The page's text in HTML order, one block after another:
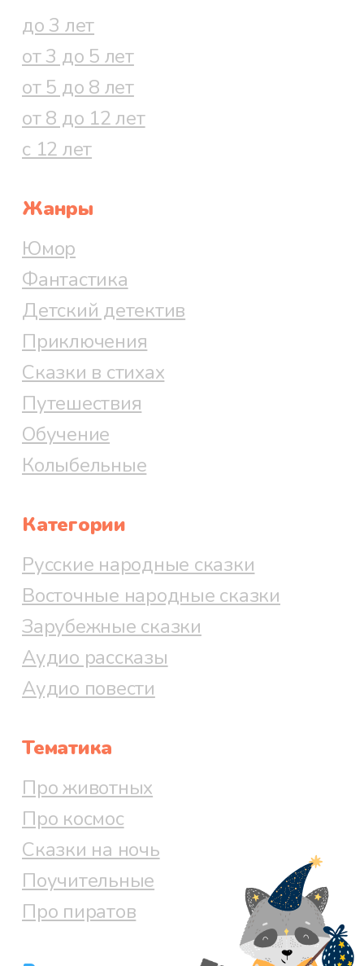
до 3 лет
от 3 до 5 лет
от 5 до 8 лет
от 8 до 12 лет
с 12 лет
Жанры
Юмор
Фантастика
Детский детектив
Приключения
Сказки в стихах
Путешествия
Обучение
Колыбельные
Категории
Русские народные сказки
Восточные народные сказки
Зарубежные сказки
Аудио рассказы
Аудио повести
Тематика
Про животных
Про космос
Сказки на ночь
Поучительные
Про пиратов